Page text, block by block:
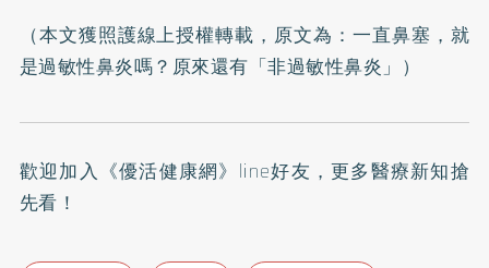
（本文獲照護線上授權轉載，原文為： 一直鼻塞，就
是過敏性鼻炎嗎？原來還有「非過敏性鼻炎」 ）
歡迎加入 《優活健康網》line好友 ，更多醫療新知搶
先看！